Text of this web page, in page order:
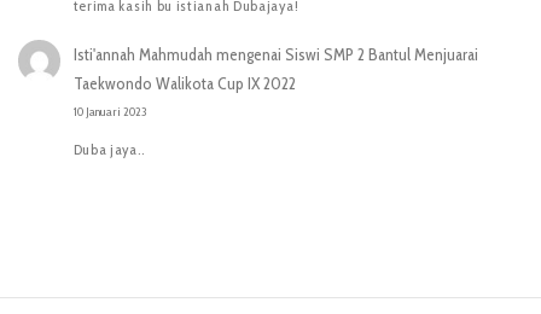
terima kasih bu istianah Dubajaya!
Isti'annah Mahmudah mengenai Siswi SMP 2 Bantul Menjuarai
Taekwondo Walikota Cup IX 2022
10 Januari 2023
Duba jaya..